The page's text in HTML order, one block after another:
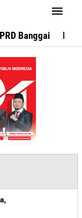
Banggai